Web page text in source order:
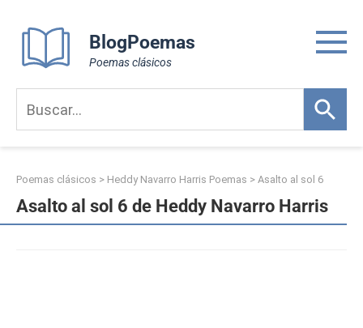
content
BlogPoemas
Poemas clásicos
Poemas clásicos > Heddy Navarro Harris Poemas > Asalto al sol 6
Asalto al sol 6 de Heddy Navarro Harris